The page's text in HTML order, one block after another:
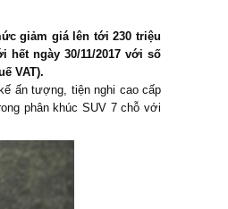
giảm giá lên tới 230 triệu
ngày 30/11/2017 với số
VAT).
ấn tượng, tiện nghi cao cấp
phân khúc SUV 7 chỗ với